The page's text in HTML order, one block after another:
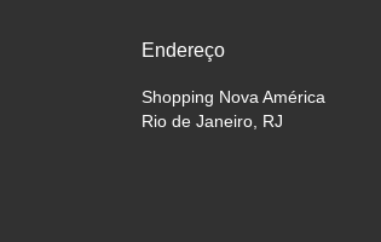
Endereço
Shopping Nova América
Rio de Janeiro, RJ